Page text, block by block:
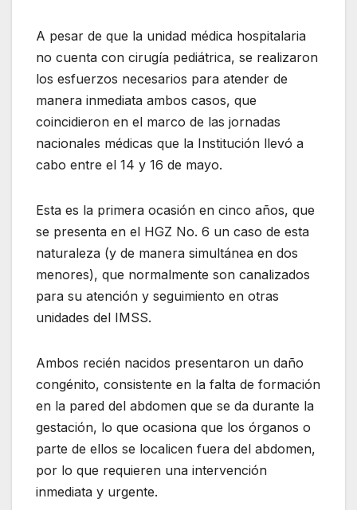
A pesar de que la unidad médica hospitalaria
no cuenta con cirugía pediátrica, se realizaron
los esfuerzos necesarios para atender de
manera inmediata ambos casos, que
coincidieron en el marco de las jornadas
nacionales médicas que la Institución llevó a
cabo entre el 14 y 16 de mayo.
Esta es la primera ocasión en cinco años, que
se presenta en el HGZ No. 6 un caso de esta
naturaleza (y de manera simultánea en dos
menores), que normalmente son canalizados
para su atención y seguimiento en otras
unidades del IMSS.
Ambos recién nacidos presentaron un daño
congénito, consistente en la falta de formación
en la pared del abdomen que se da durante la
gestación, lo que ocasiona que los órganos o
parte de ellos se localicen fuera del abdomen,
por lo que requieren una intervención
inmediata y urgente.